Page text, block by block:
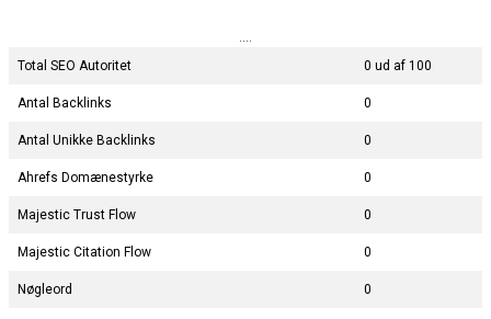
Total SEO Autoritet
0 ud af 100
Antal Backlinks 0
Antal Unikke Backlinks 0
Ahrefs Domænestyrke 0
Majestic Trust Flow 0
Majestic Citation Flow 0
Nøgleord 0